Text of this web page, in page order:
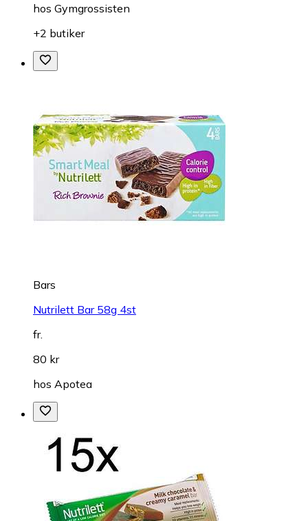
hos Gymgrossisten
+2 butiker
Bars
Nutrilett Bar 58g 4st
fr.
80 kr
hos Apotea